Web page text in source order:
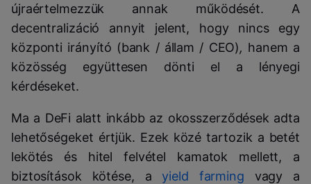
újraértelmezzük annak működését. A
decentralizáció annyit jelent, hogy nincs egy
központi irányító (bank / állam / CEO), hanem a
közösség együttesen dönti el a lényegi
kérdéseket.
Ma a DeFi alatt inkább az okosszerződések adta
lehetőségeket értjük. Ezek közé tartozik a betét
lekötés és hitel felvétel kamatok mellett, a
biztosítások kötése, ayield farming vagy a